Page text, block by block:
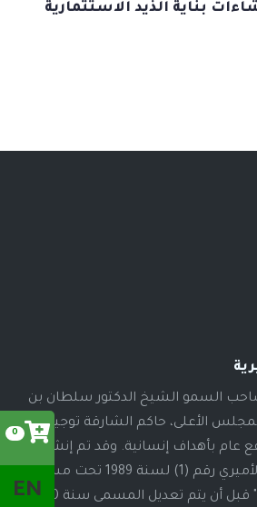
0
EN
بناية الذيد الاستثمارية
أطلق صاحب السمو الشيخ الدكتور سلطان بن
الأعلى، حاكم الشارقة توجيهاته
عام بأهداف إنسانية. وقد تم إنشاء
ذلك الصرح بالمرسوم الأميري رقم (1) لسنة 1989 تحت مسمى
"جمعية الأعمال الخيرية" قبل أن يتم تعديل المسمى سنة 2000م،